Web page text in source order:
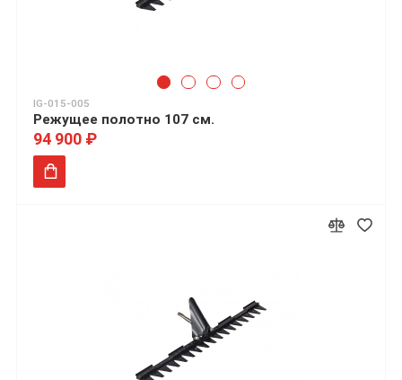
IG-015-005
Режущее полотно 107 см.
94 900 ₽